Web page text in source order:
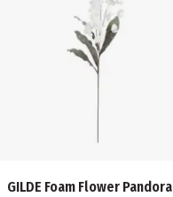
GILDE Foam Flower Pandora